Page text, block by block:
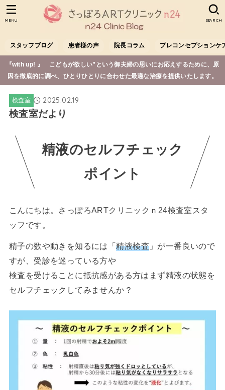
スタッフブログ 患者様の声 院長コラム プレコンセプションケ
SEARCH
MENU
『with up! 』 こどもが欲しい”という御夫婦の思いにお応えするために、原
因を徹底的に調べ、ひとりひとりに合わせた最適な治療を提供いたします。
検査室 2025.02.19
検査室だより
精液のセルフチェック
ポイント
こんにちは。さっぽろARTクリニックｎ24検査室スタ
ッフです。
精子の数や動きを知るには「精液検査」が一番良いので
すが、受診を迷っている方や
検査を受けることに抵抗感がある方はまず精液の状態を
セルフチェックしてみませんか？